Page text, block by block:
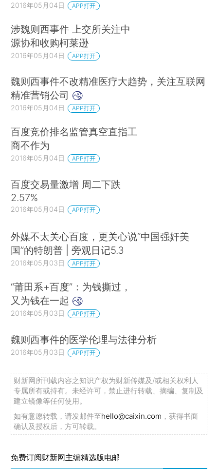
2016年05月04日 APP打开
涉魏则西事件 上交所关注中
源协和收购柯莱逊
2016年05月04日 APP打开
魏则西事件不改精准医疗大趋势，关注互联网
精准营销公司
2016年05月04日 APP打开
百度竞价排名监管真空直指工
商不作为
2016年05月04日 APP打开
百度交易量激增 周二下跌
2.57%
2016年05月04日 APP打开
外媒不太关心百度，更关心说“中国强奸美
国”的特朗普 | 旁观日记5.3
2016年05月03日 APP打开
“莆田系+百度”：为钱撕过，
又为钱在一起
2016年05月03日 APP打开
魏则西事件的医学伦理与法律分析
2016年05月03日 APP打开
财新网所刊载内容之知识产权为财新传媒及/或相关权利人
专属所有或持有。未经许可，禁止进行转载、摘编、复制及
建立镜像等任何使用。
如有意愿转载，请发邮件至hello@caixin.com ，获得书面
确认及授权后，方可转载。
免费订阅财新网主编精选版电邮